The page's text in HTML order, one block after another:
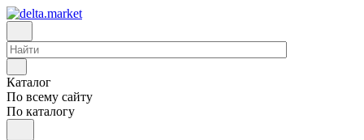
Каталог
По всему сайту
По каталогу